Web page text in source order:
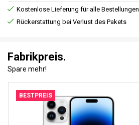
Kostenlose Lieferung für alle Bestellungen
Rückerstattung bei Verlust des Pakets
Fabrikpreis.
Spare mehr!
BESTPREIS